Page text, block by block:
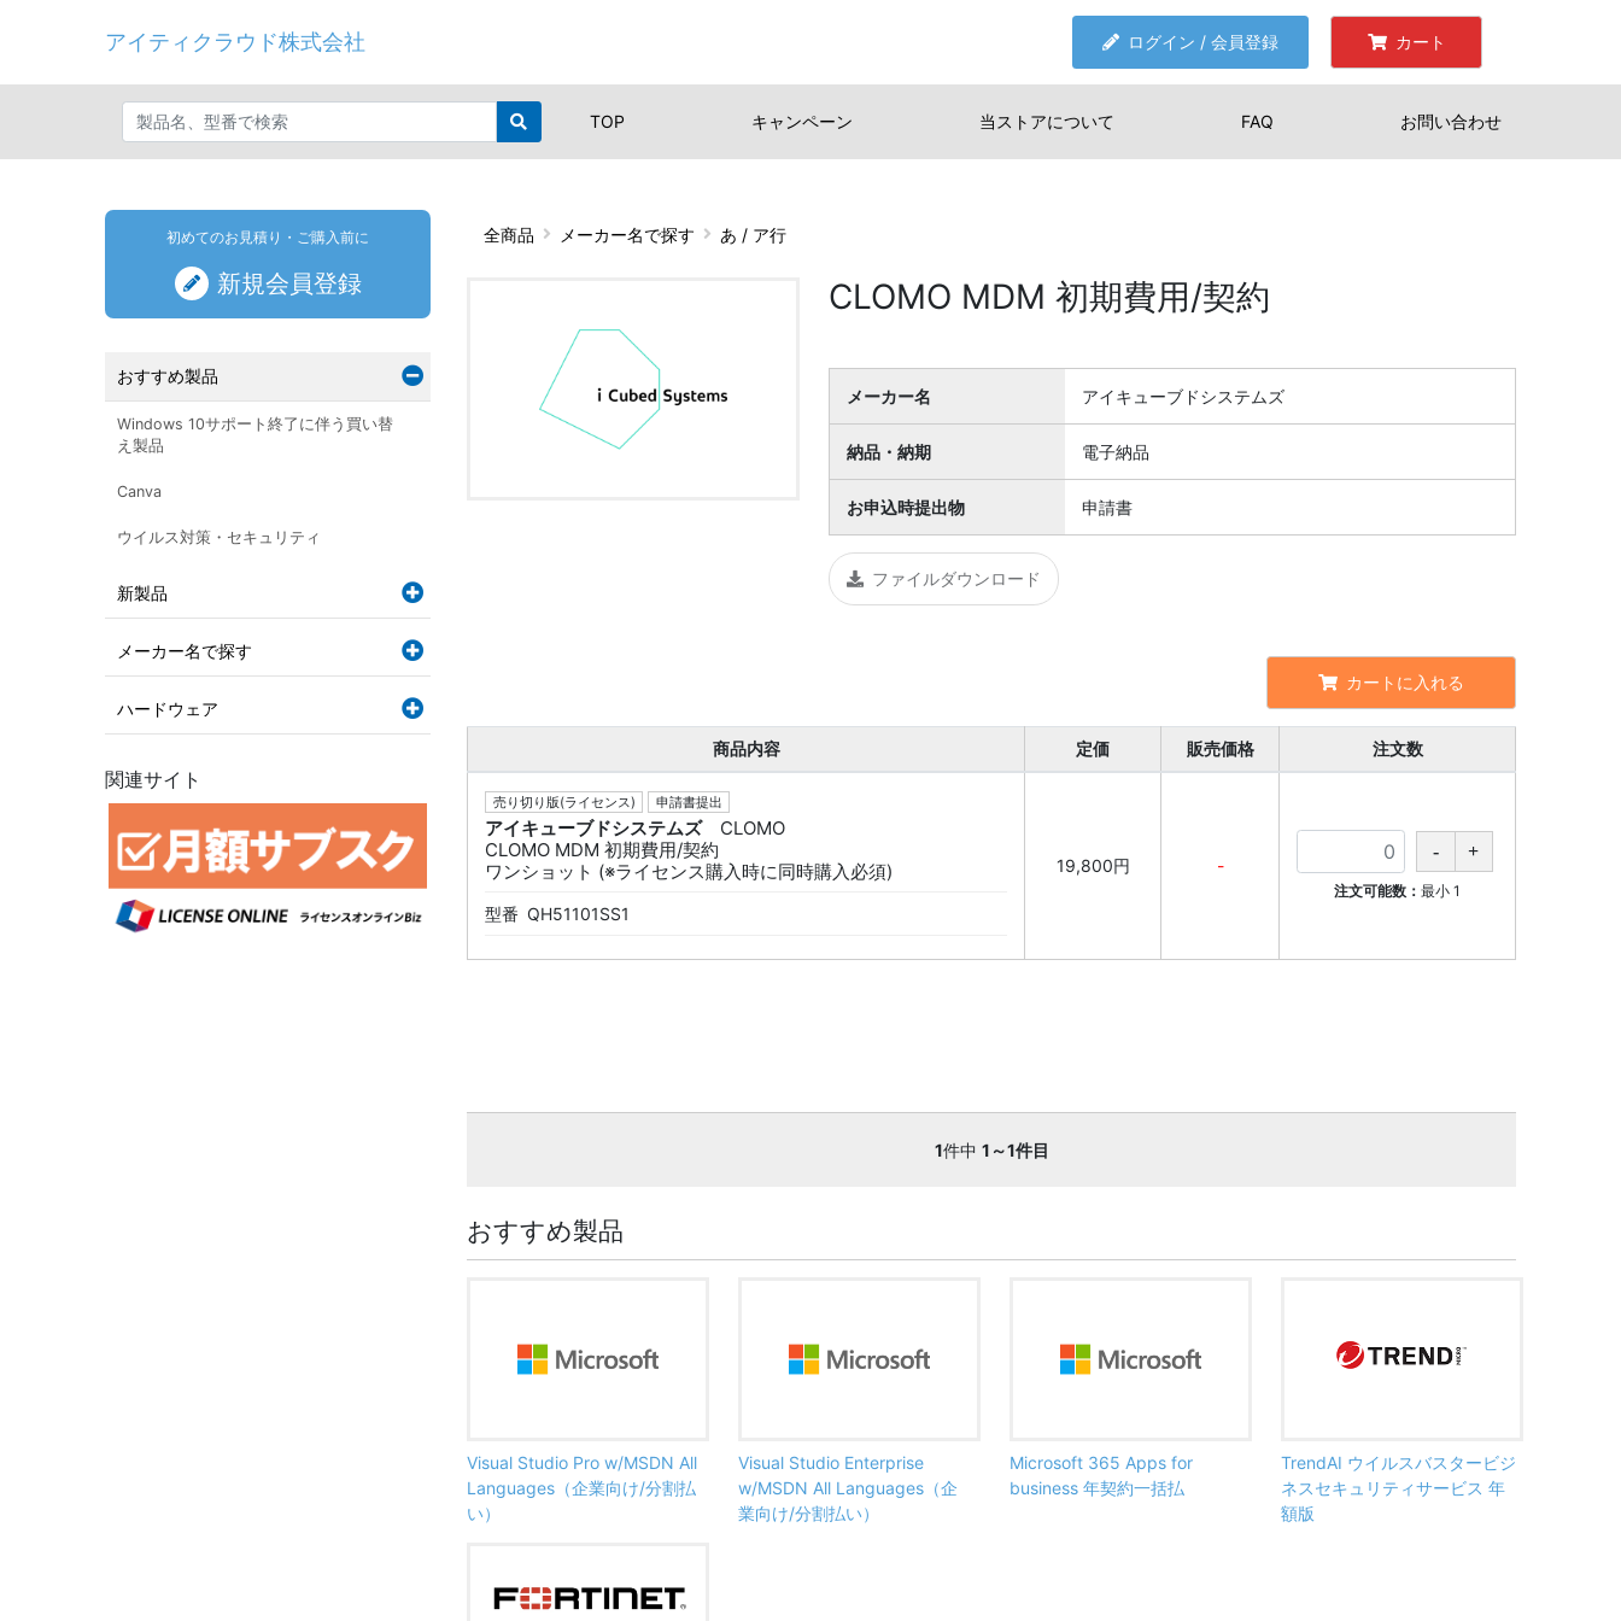
アイティクラウド株式会社 ログイン / 会員登録 カート
TOP キャンペーン 当ストアについて FAQ お問い合わせ
全商品 メーカー名で探す あ / ア行
CLOMO MDM 初期費用/契約
メーカー名 アイキューブドシステムズ
納品・納期 電子納品
お申込時提出物 申請書
ファイルダウンロード
カートに入れる
商品内容 定価 販売価格 注文数
売り切り版(ライセンス) 申請書提出
アイキューブドシステムズ
CLOMO
CLOMO MDM 初期費用/契約
ワンショット (※ライセンス購入時に同時購入必須)
型番 QH51101SS1
19,800円 -
注文可能数： 最小 1
1件中 1～1件目
おすすめ製品
Visual Studio Pro w/MSDN All
Languages（企業向け/分割払
い）
Visual Studio Enterprise
w/MSDN All Languages（企
業向け/分割払い）
Microsoft 365 Apps for
business 年契約一括払
TrendAI ウイルスバスタービジ
ネスセキュリティサービス 年
額版
初めてのお見積り・ご購入前に
新規会員登録
おすすめ製品
Windows 10サポート終了に伴う買い替
え製品
Canva
ウイルス対策・セキュリティ
新製品
メーカー名で探す
ハードウェア
関連サイト